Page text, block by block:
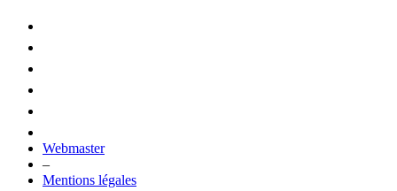
Webmaster
–
Mentions légales